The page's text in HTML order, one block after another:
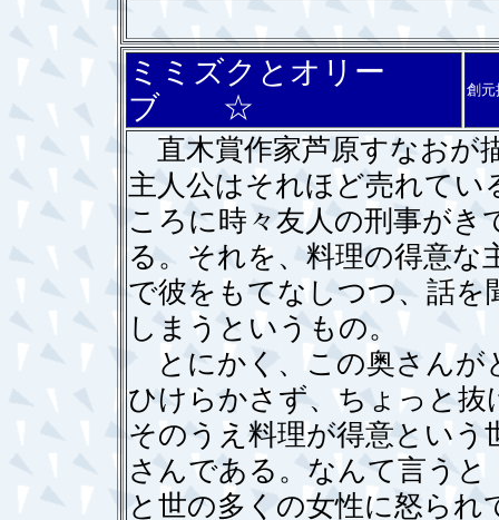
ミミズクとオリー
ブ ☆
創元
直木賞作家芦原すなおが
主人公はそれほど売れて
ころに時々友人の刑事がき
る。それを、料理の得意な
で彼をもてなしつつ、話を
しまうというもの。
とにかく、この奥さんが
ひけらかさず、ちょっと
そのうえ料理が得意とい
さんである。なんて言う
と世の多くの女性に怒ら